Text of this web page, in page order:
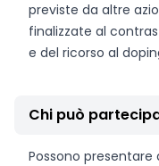
previste da altre
finalizzate al
e del ricorso al
Chi può
Possono presentare